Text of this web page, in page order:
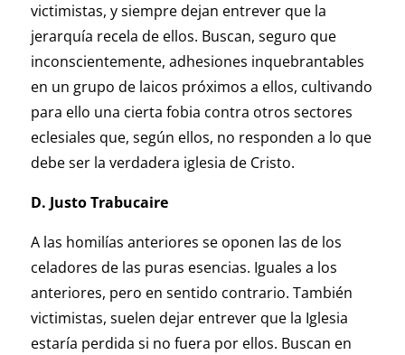
victimistas, y siempre dejan entrever que la
jerarquía recela de ellos. Buscan, seguro que
inconscientemente, adhesiones inquebrantables
en un grupo de laicos próximos a ellos, cultivando
para ello una cierta fobia contra otros sectores
eclesiales que, según ellos, no responden a lo que
debe ser la verdadera iglesia de Cristo.
D. Justo Trabucaire
A las homilías anteriores se oponen las de los
celadores de las puras esencias. Iguales a los
anteriores, pero en sentido contrario. También
victimistas, suelen dejar entrever que la Iglesia
estaría perdida si no fuera por ellos. Buscan en